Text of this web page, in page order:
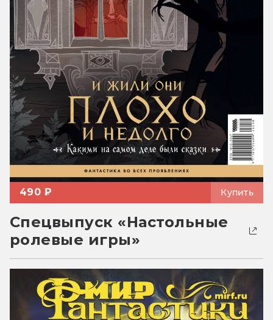
490 ₽ Купить
Спецвыпуск «Настольные
ролевые игры»